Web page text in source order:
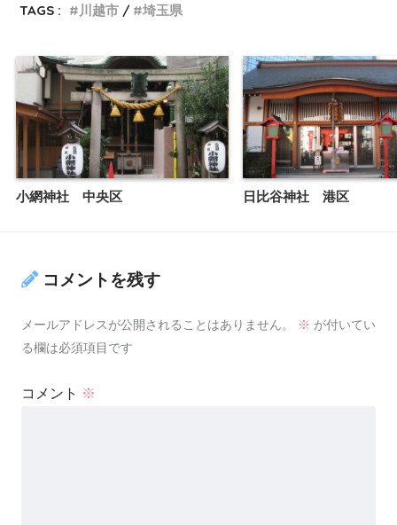
TAGS :
川越市 埼玉県
小網神社 中央区 日比谷神社 港区
コメントを残す
メールアドレスが公開されることはありません。 ※ が付いてい
る欄は必須項目です
コメント ※